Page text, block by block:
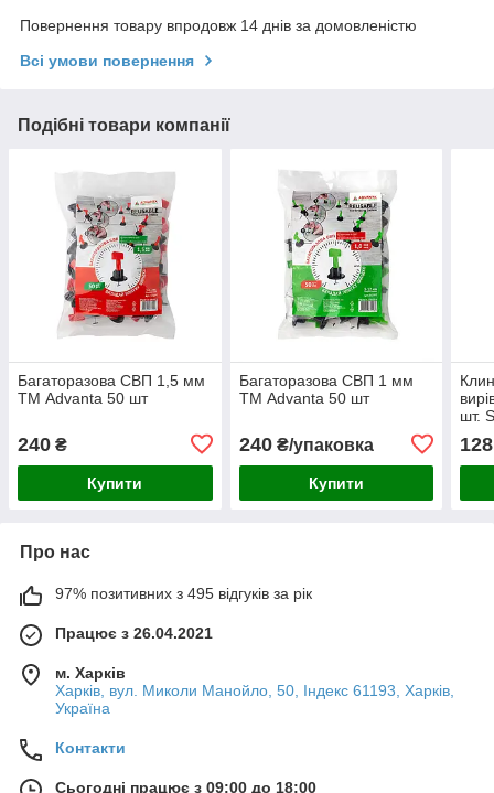
Повернення товару впродовж 14 днів за домовленістю
Всі умови повернення
Подібні товари компанії
Багаторазова СВП 1,5 мм
ТМ Advanta 50 шт
240 ₴
Купити
Багаторазова СВП 1 мм
ТМ Advanta 50 шт
240₴/упаковка
Купити
шт.
128
Про нас
97% позитивних з 495 відгуків за рік
Працює з 26.04.2021
м. Харків
Харків, вул. Миколи Манойло, 50, Індекс 61193, Харків,
Україна
Контакти
Сьогодні працює з 09:00 до 18:00